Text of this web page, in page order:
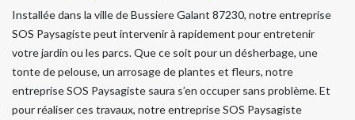
Installée dans la ville de Bussiere Galant 87230, notre entreprise
SOS Paysagiste peut intervenir à rapidement pour entretenir
votre jardin ou les parcs. Que ce soit pour un désherbage, une
tonte de pelouse, un arrosage de plantes et fleurs, notre
entreprise SOS Paysagiste saura s’en occuper sans problème. Et
pour réaliser ces travaux, notre entreprise SOS Paysagiste